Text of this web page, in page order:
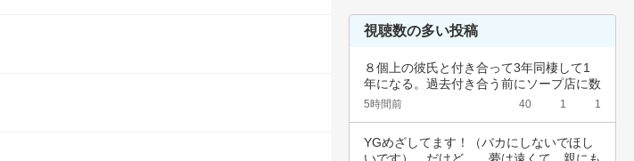
視聴数の多い投稿
８個上の彼氏と付き合って3年同棲して1
年になる。過去付き合う前にソープ店に数
回行って…
5時間前 40 1 1
YGめざしてます！（バカにしないでほし